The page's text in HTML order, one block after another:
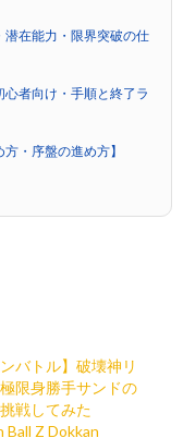
在能力・限界突破の仕
者向け・手順と終了ラ
・序盤の進め方】
ンバトル】破壊神リ
限身勝手サンドの
戦してみた
Ball Z Dokkan